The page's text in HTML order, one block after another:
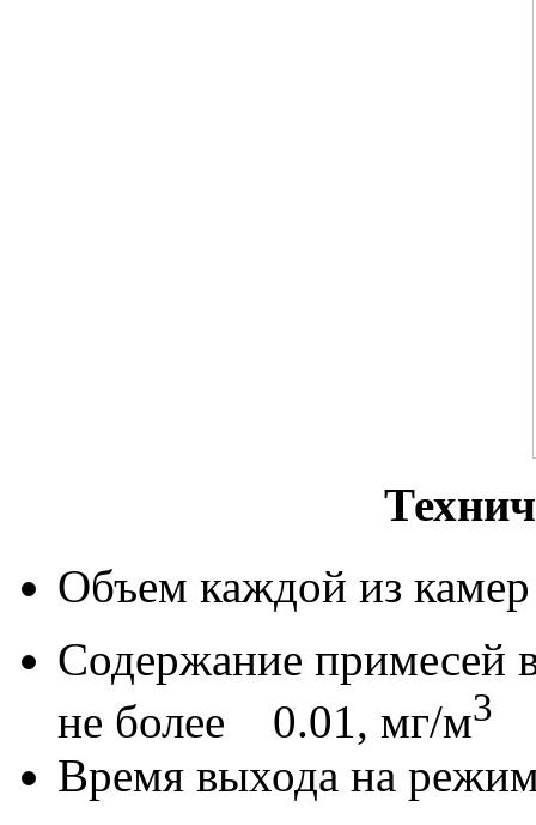
Объем каждой из
Содержание примесей
не более 0.01, мг/м3
Время выхода на